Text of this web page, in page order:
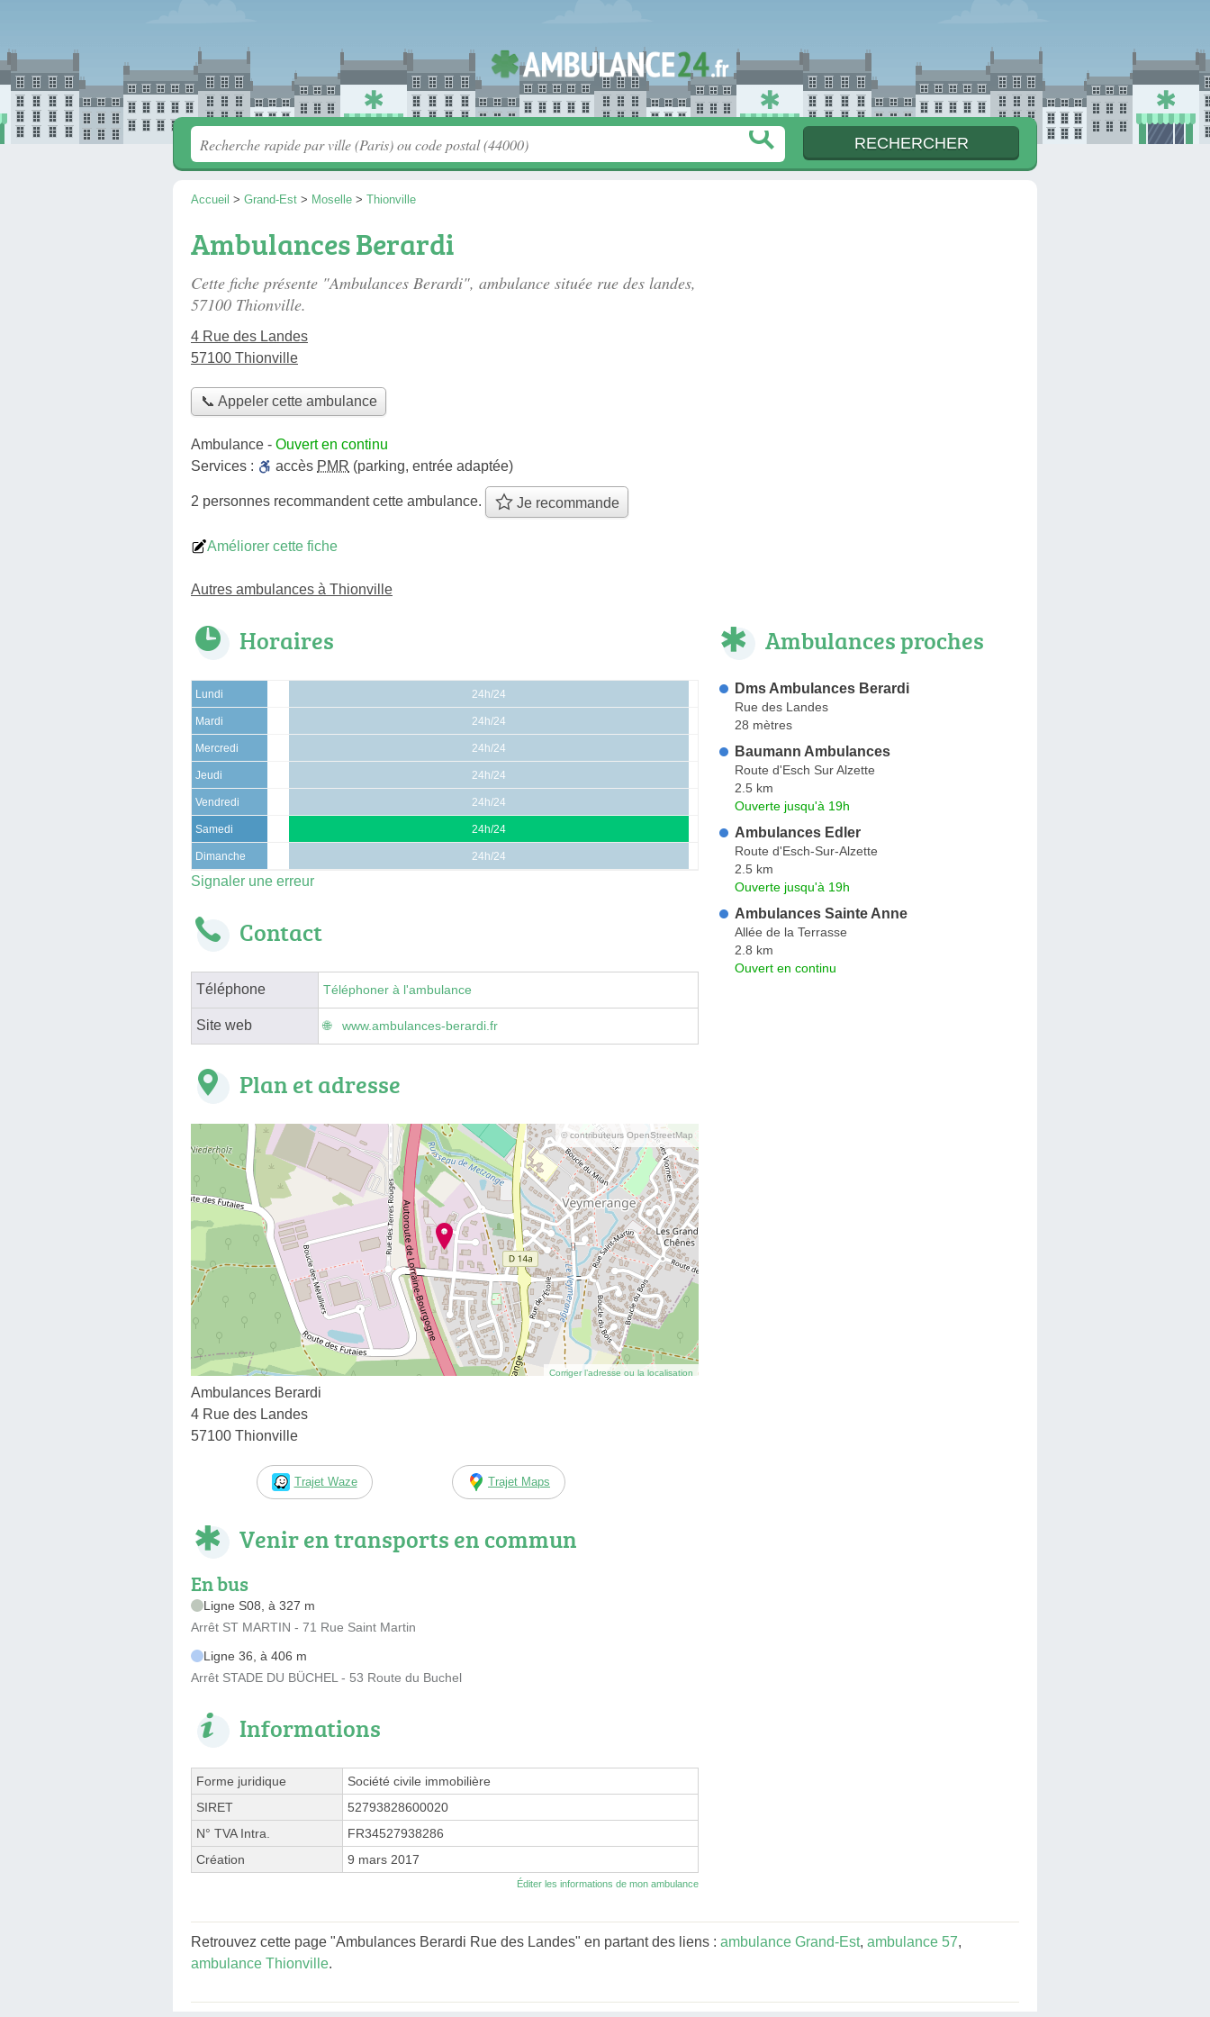
Accueil > Grand-Est > Moselle > Thionville
Ambulances Berardi
Cette fiche présente "Ambulances Berardi", ambulance située rue des landes,
57100 Thionville.
4 Rue des Landes
57100 Thionville
📞 Appeler cette ambulance
Ambulance - Ouvert en continu
Services :
accès PMR (parking, entrée adaptée)
2 personnes recommandentcette ambulance. Je recommande
Améliorer cette fiche
Autres ambulances à Thionville
Horaires
Lundi 24h/24
Mardi 24h/24
Mercredi 24h/24
Jeudi 24h/24
Vendredi 24h/24
Samedi 24h/24
Dimanche 24h/24
Signaler une erreur
Contact
Téléphone Téléphoner à l'ambulance
Site web www.ambulances-berardi.fr
Plan et adresse
© contributeurs OpenStreetMap
Corriger l’adresse ou la localisation
Ambulances Berardi
4 Rue des Landes
57100 Thionville
Trajet Waze Trajet Maps
Venir en transports en commun
En bus
Ligne S08, à 327 m
Arrêt ST MARTIN - 71 Rue Saint Martin
Ligne 36, à 406 m
Arrêt STADE DU BÜCHEL - 53 Route du Buchel
Informations
Forme juridique
Société civile immobilière
SIRET
52793828600020
N° TVA Intra.
FR34527938286
Création
9 mars 2017
Éditer les informations de mon ambulance
Ambulances proches
Dms Ambulances Berardi
Rue des Landes
28 mètres
Baumann Ambulances
Route d'Esch Sur Alzette
2.5 km
Ouverte jusqu'à 19h
Ambulances Edler
Route d'Esch-Sur-Alzette
2.5 km
Ouverte jusqu'à 19h
Ambulances Sainte Anne
Allée de la Terrasse
2.8 km
Ouvert en continu
Retrouvez cette page "Ambulances Berardi Rue des Landes" en partant des liens : ambulance Grand-Est, ambulance 57,
ambulance Thionville.